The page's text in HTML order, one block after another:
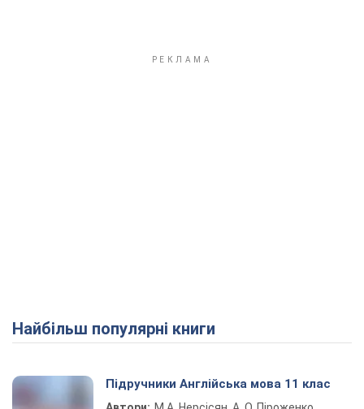
Найбільш популярні книги
Підручники Англійська мова 11 клас